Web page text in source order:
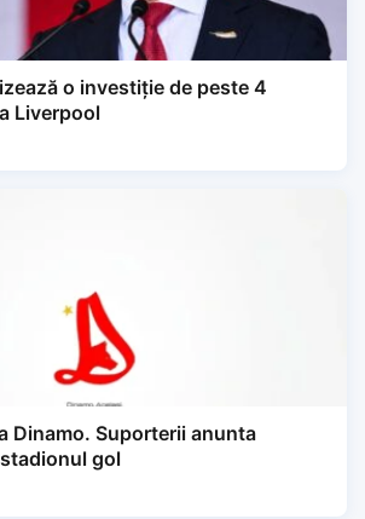
o investiție de peste 4
Liverpool
Dinamo. Suporterii anunta
gol